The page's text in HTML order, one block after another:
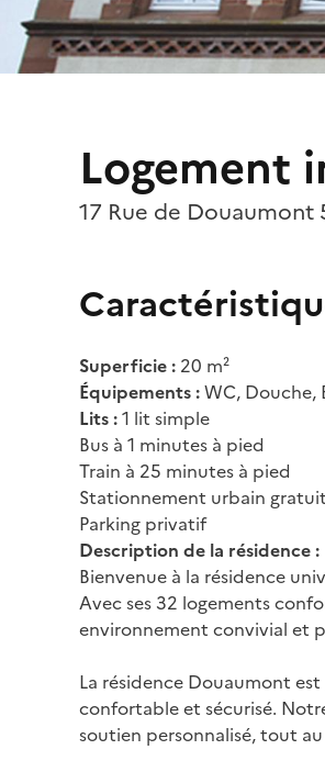
Logement
17 Rue de Douaumont
Superficie : 20 m²
Équipements :WC, Douche,
Lits :1 lit simple
Bus à 1 minutes à pied
Train à 25 minutes à pied
Stationnement urbain gratuit
Parking privatif
Description de la résidence :
Bienvenue à la résidence
Avec ses 32 logements
environnement convivial et
La résidence Douaumont
confortable et sécurisé.
soutien personnalisé, tout